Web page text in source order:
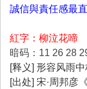
誠信與責任感最
紅字：柳泣花啼
暗码：11 26 28
[释义] 形容风雨
[出处] 宋·周邦彦